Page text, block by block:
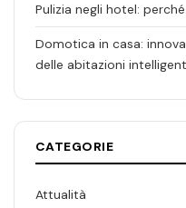
Pulizia negli hotel:
Domotica in casa:
delle abitazioni
CATEGORIE
Attualità